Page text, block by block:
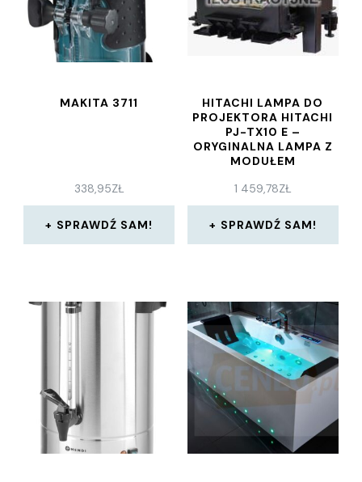
MAKITA 3711
338,95ZŁ
SPRAWDŹ SAM!
HITACHI LAMPA DO
PROJEKTORA HITACHI
PJ-TX10 E –
ORYGINALNA LAMPA Z
MODUŁEM
1 459,78ZŁ
SPRAWDŹ SAM!